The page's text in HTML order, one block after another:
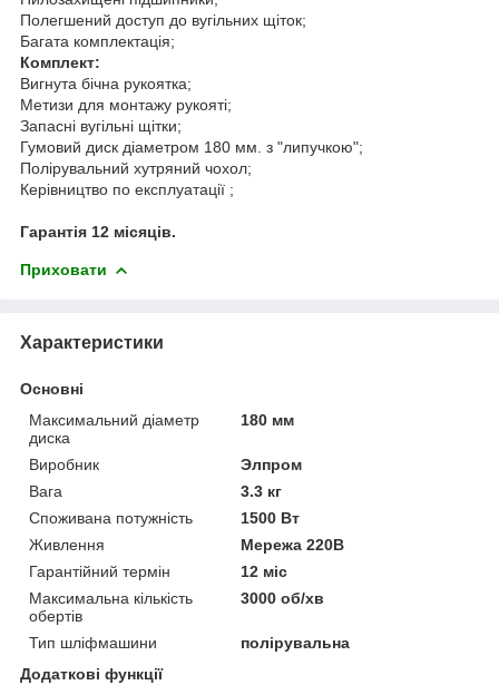
Полегшений доступ до вугільних щіток;
Багата комплектація;
Комплект:
Вигнута бічна рукоятка;
Метизи для монтажу рукояті;
Запасні вугільні щітки;
Гумовий диск діаметром 180 мм. з "липучкою";
Полірувальний хутряний чохол;
Керівництво по експлуатації ;
Гарантія 12 місяців.
Приховати
Характеристики
Основні
Максимальний діаметр
диска
180 мм
Виробник
Элпром
Вага
3.3 кг
Споживана потужність
1500 Вт
Живлення
Мережа 220В
Гарантійний термін
12 міс
Максимальна кількість
обертів
3000 об/хв
Тип шліфмашини
полірувальна
Додаткові функції